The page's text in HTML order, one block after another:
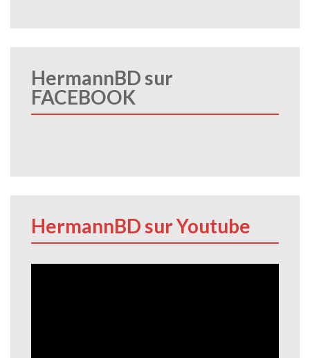
HermannBD sur
FACEBOOK
HermannBD sur Youtube